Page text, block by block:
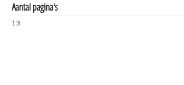
Aantal pagina's
13